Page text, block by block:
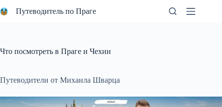
к
Путеводитель по Праге
Что посмотреть в Праге и Чехии
Путеводители от Михаила Шварца